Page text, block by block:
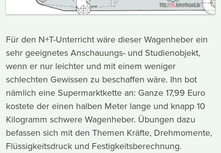
Für den N+T-Unterricht wäre dieser Wagenheber ein
sehr geeignetes Anschauungs- und Studienobjekt,
wenn er nur leichter und mit einem weniger
schlechten Gewissen zu beschaffen wäre. Ihn bot
nämlich eine Supermarktkette an: Ganze 17,99 Euro
kostete der einen halben Meter lange und knapp 10
Kilogramm schwere Wagenheber. Übungen dazu
befassen sich mit den Themen Kräfte, Drehmomente,
Flüssigkeitsdruck und Festigkeitsberechnung.